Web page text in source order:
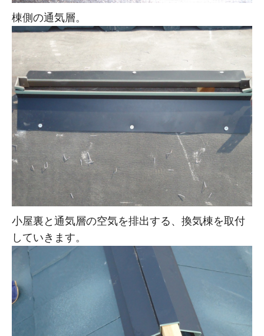
棟側の通気層。
小屋裏と通気層の空気を排出する、換気棟を取付
していきます。